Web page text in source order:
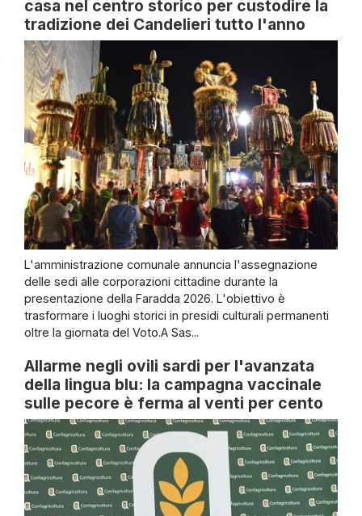
casa nel centro storico per custodire la
tradizione dei Candelieri tutto l'anno
L'amministrazione comunale annuncia l'assegnazione
delle sedi alle corporazioni cittadine durante la
presentazione della Faradda 2026. L'obiettivo è
trasformare i luoghi storici in presidi culturali permanenti
oltre la giornata del Voto.A Sas...
Allarme negli ovili sardi per l'avanzata
della lingua blu: la campagna vaccinale
sulle pecore è ferma al venti per cento